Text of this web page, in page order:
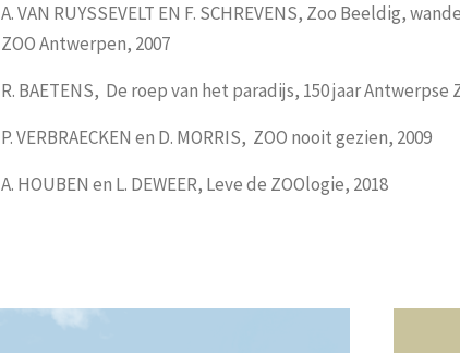
A. VAN RUYSSEVELT EN F. SCHREVENS, Zoo Beeldig,
ZOO Antwerpen, 2007
R. BAETENS, De roep van het paradijs, 150 jaar Antwerpse
P. VERBRAECKEN en D. MORRIS, ZOO nooit gezien, 2009
A. HOUBEN en L. DEWEER, Leve de ZOOlogie, 2018